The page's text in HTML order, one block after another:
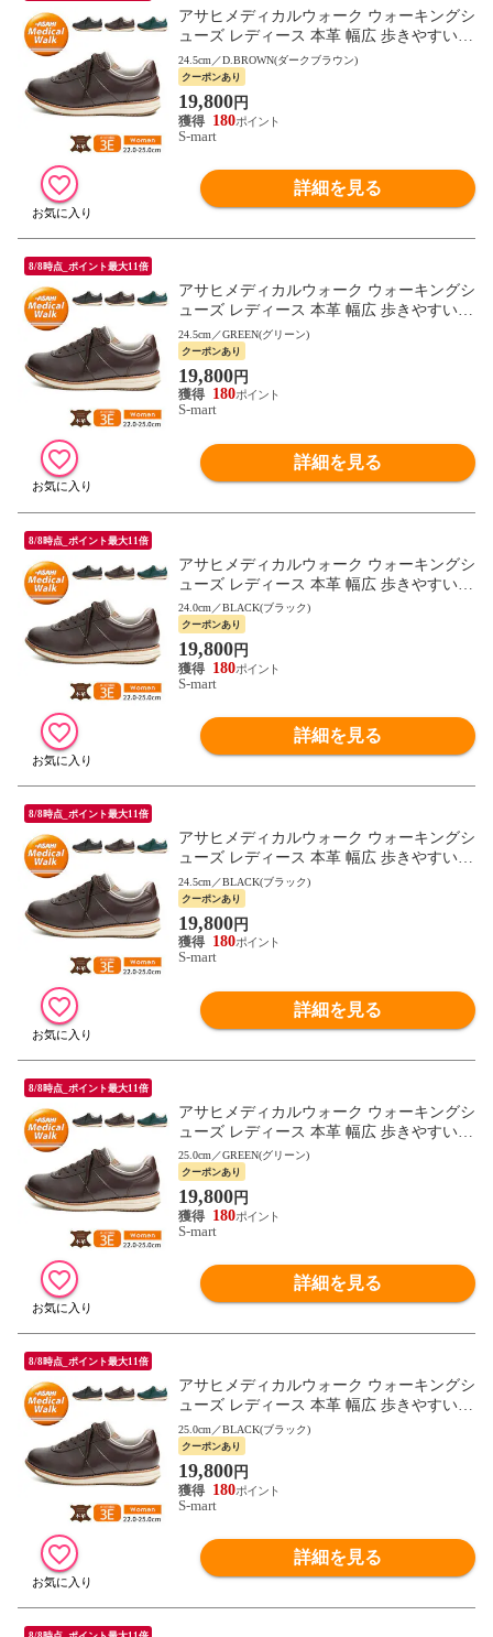
アサヒメディカルウォーク ウォーキングシ
ューズ レディース 本革 幅広 歩きやすい
母の日 敬老の日 ギフト 黒 ブラック ブラ
ウン L037
24.5cm／D.BROWN(ダークブラウン)
クーポンあり
19,800円
180
S-mart
詳細を見る
8/8時点_ポイント最大11倍
アサヒメディカルウォーク ウォーキングシ
ューズ レディース 本革 幅広 歩きやすい
母の日 敬老の日 ギフト 黒 ブラック ブラ
ウン L037
24.5cm／GREEN(グリーン)
クーポンあり
19,800円
180
S-mart
詳細を見る
8/8時点_ポイント最大11倍
アサヒメディカルウォーク ウォーキングシ
ューズ レディース 本革 幅広 歩きやすい
母の日 敬老の日 ギフト 黒 ブラック ブラ
ウン L037
24.0cm／BLACK(ブラック)
クーポンあり
19,800円
180
S-mart
詳細を見る
8/8時点_ポイント最大11倍
アサヒメディカルウォーク ウォーキングシ
ューズ レディース 本革 幅広 歩きやすい
母の日 敬老の日 ギフト 黒 ブラック ブラ
ウン L037
24.5cm／BLACK(ブラック)
クーポンあり
19,800円
180
S-mart
詳細を見る
8/8時点_ポイント最大11倍
アサヒメディカルウォーク ウォーキングシ
ューズ レディース 本革 幅広 歩きやすい
母の日 敬老の日 ギフト 黒 ブラック ブラ
ウン L037
25.0cm／GREEN(グリーン)
クーポンあり
19,800円
180
S-mart
詳細を見る
8/8時点_ポイント最大11倍
アサヒメディカルウォーク ウォーキングシ
ューズ レディース 本革 幅広 歩きやすい
母の日 敬老の日 ギフト 黒 ブラック ブラ
ウン L037
25.0cm／BLACK(ブラック)
クーポンあり
19,800円
180
S-mart
詳細を見る